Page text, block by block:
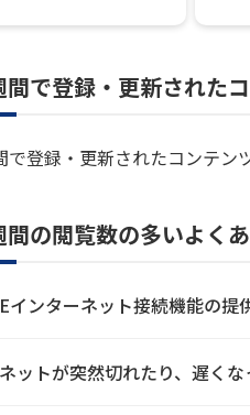
間で登録・更新された
で登録・更新されたコンテン
間の閲覧数の多いよく
インターネット接続機能の提
ットが突然切れたり、遅く